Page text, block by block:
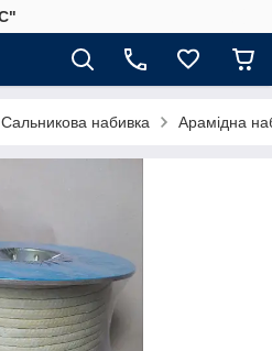
Сальникова набивка Арамідна